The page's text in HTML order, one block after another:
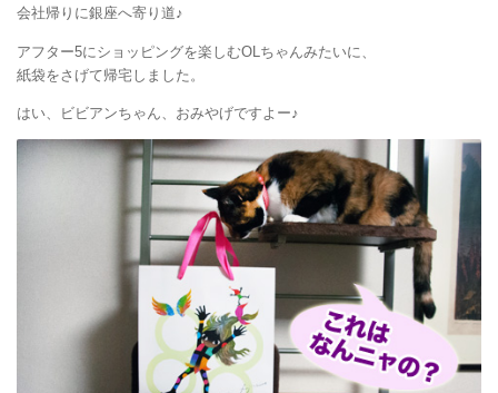
会社帰りに銀座へ寄り道♪
アフター5にショッピングを楽しむOLちゃんみたいに、
紙袋をさげて帰宅しました。
はい、ビビアンちゃん、おみやげですよー♪